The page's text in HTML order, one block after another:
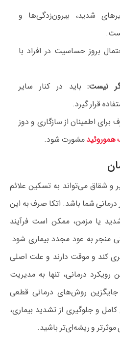
شدید، بیرون‌زدگی‌ها و
بروز حساسیت در افراد با
نیست:باید در کنار سایر
قرار گیرد.
برای اطمینان از سازگاری و دوز
مشورت شود.
و شقاق می‌تواند به تسکین علائم
درمانی شما باشد. اتکا صرف به این
یا مزمن، ممکن است فرآیند
منجر به عود مجدد بیماری شود.
کند و موقت دارند و علت اصلی
رویکرد درمانی، تنها به مدیریت
جایگزین روش‌های درمانی قطعی
و جلوگیری از تشدید بیماری،
و ریشه‌ای‌تر باشید.